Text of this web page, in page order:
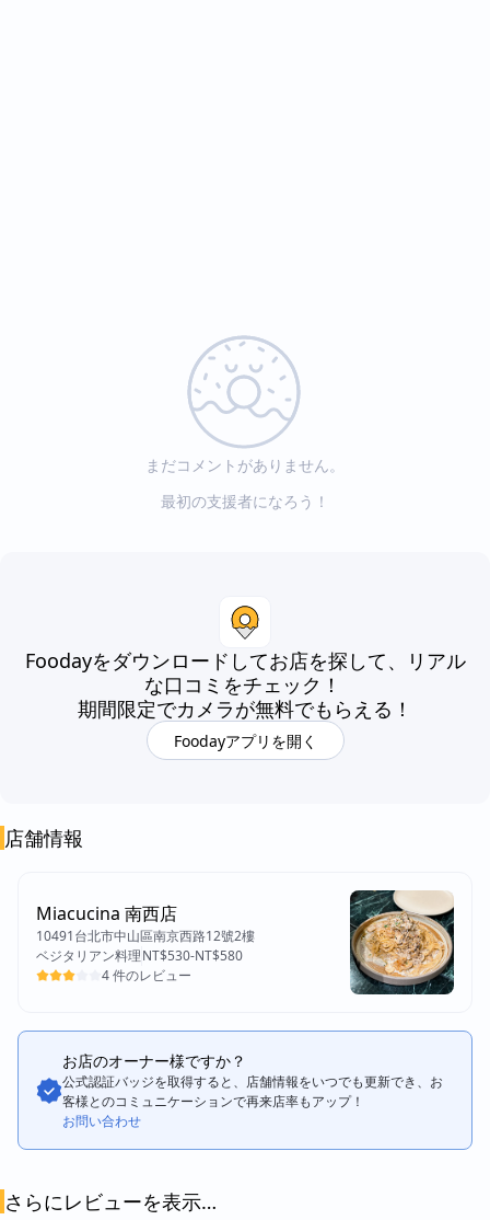
まだコメントがありません。
最初の支援者になろう！
Foodayをダウンロードしてお店を探して、リアル
な口コミをチェック！
期間限定でカメラが無料でもらえる！
Foodayアプリを開く
店舗情報​
Miacucina 南西店
10491台北市中山區南京西路12號2樓
ベジタリアン料理NT$530-NT$580
4 件のレビュー
お店のオーナー様ですか？
公式認証バッジを取得すると、店舗情報をいつでも更新でき、お
客様とのコミュニケーションで再来店率もアップ！
お問い合わせ
さらにレビューを表示…